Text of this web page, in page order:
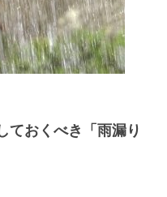
ておくべき「雨漏り